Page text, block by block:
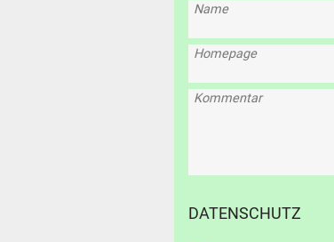
Name
Homepage
Kommentar
DATENSCHUTZ